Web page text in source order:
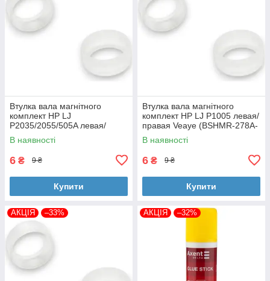
Втулка вала магнітного
комплект HP LJ
P2035/2055/505A левая/
правая Veaye (BSHMR-505A-
VE)
В наявності
6 ₴ 9 ₴
Купити
Втулка вала магнітного
комплект HP LJ P1005 левая/
правая Veaye (BSHMR-278A-
VE)
В наявності
6 ₴ 9 ₴
Купити
АКЦІЯ –33% АКЦІЯ –32%